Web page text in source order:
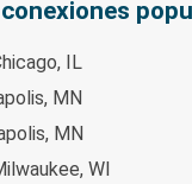
IL
MN
MN
WI